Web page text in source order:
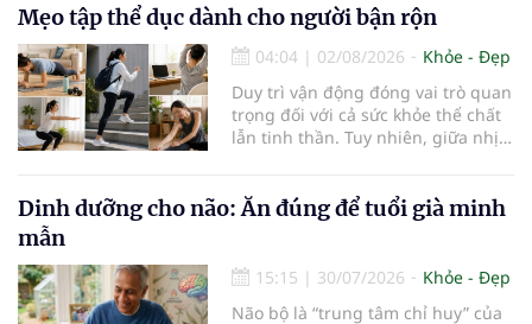
đóng vai trò lọc độc tố, chuyển hóa
thuốc và dự trữ nhiều vitamin,
khoáng chất thiết yếu nhưng cũng
rất dễ bị tổn thương…
Mẹo tập thể dục dành cho người bận rộn
04:04 | 02/08/2026
Khỏe - Đẹp
Duy trì vận động đóng vai trò quan
trọng đối với cả sức khỏe thể chất
lẫn tinh thần. Tuy nhiên, giữa nhịp
cho các hoạt động tập luyện
thường trở thành một thách thức
Dinh dưỡng cho não: Ăn đúng để tuổi già minh
mẫn
15:15 | 30/07/2026
Khỏe - Đẹp
Não bộ là “trung tâm chỉ huy” của